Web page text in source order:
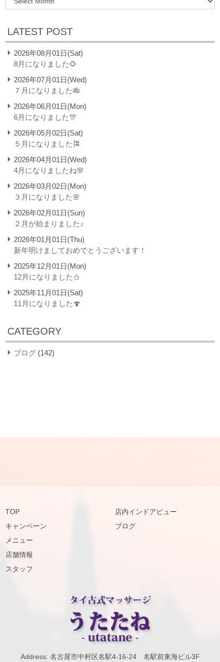
LATEST POST
2026年08月01日(Sat)
8月になりました🌻
2026年07月01日(Wed)
７月になりました🎋
2026年06月01日(Mon)
6月になりました🎊
2026年05月02日(Sat)
５月になりました🎏
2026年04月01日(Wed)
4月になりましたね🌸
2026年03月02日(Mon)
３月になりました🌸
2026年02月01日(Sun)
２月が始まりました♪
2026年01月01日(Thu)
新年明けましておめでとうございます！
2025年12月01日(Mon)
12月になりました⛄
2025年11月01日(Sat)
11月になりました🍄
CATEGORY
ブログ (142)
TOP
キャンペーン
メニュー
店舗情報
スタッフ
店内インドアビュー
ブログ
Address: 名古屋市中村区名駅4-16-24 名駅前東海ビル3F